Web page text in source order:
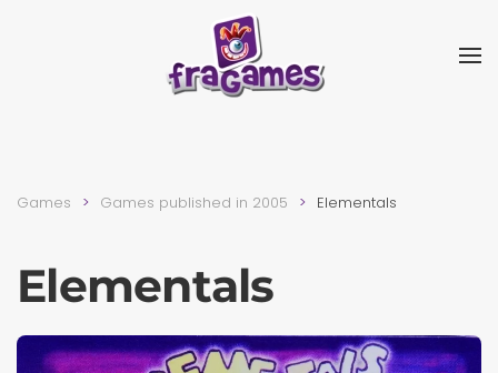
Skip to main content
Games Games published in 2005 Elementals
Elementals